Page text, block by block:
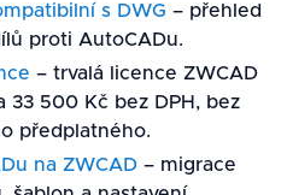
s DWG – přehled
proti AutoCADu.
– trvalá licence ZWCAD
33 500 Kč bez DPH, bez
předplatného.
na ZWCAD– migrace